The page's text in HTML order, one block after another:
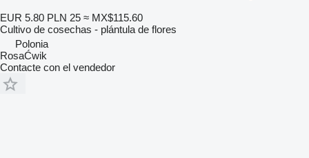
EUR 5.80 PLN 25 ≈ MX$115.60
Cultivo de cosechas - plántula de flores
Polonia
RosaĆwik
Contacte con el vendedor